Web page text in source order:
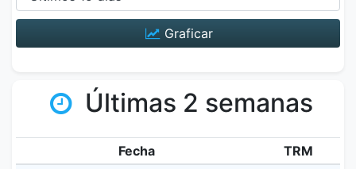
Graficar
Últimas 2 semanas
Fecha
TRM